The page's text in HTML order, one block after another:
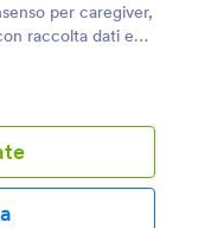
per caregiver,
raccolta dati e